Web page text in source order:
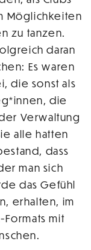
Möglichkeiten
zu tanzen.
daran
Es waren
die sonst als
die
Verwaltung
alle hatten
dass
man sich
das Gefühl
erhalten, im
mit